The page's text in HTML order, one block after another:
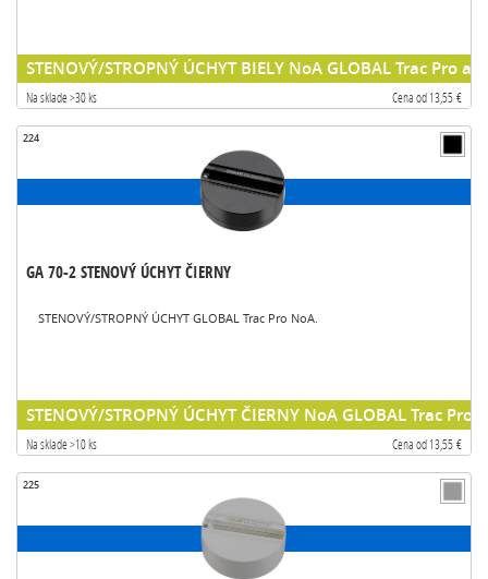
STENOVÝ/STROPNÝ ÚCHYT BIELY NoA GLOBAL Trac Pro
Na sklade >30 ks Cena od 13,55 €
224
GA 70-2 STENOVÝ ÚCHYT ČIERNY
STENOVÝ/STROPNÝ ÚCHYT GLOBAL Trac Pro NoA.
STENOVÝ/STROPNÝ ÚCHYT ČIERNY NoA GLOBAL Trac Pro
Na sklade >10 ks Cena od 13,55 €
225